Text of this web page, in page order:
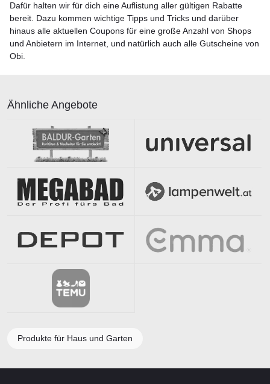
Dafür halten wir für dich eine Auflistung aller gültigen Rabatte
bereit. Dazu kommen wichtige Tipps und Tricks und darüber
hinaus alle aktuellen Coupons für eine große Anzahl von Shops
und Anbietern im Internet, und natürlich auch alle Gutscheine von
Obi.
Ähnliche Angebote
Produkte für Haus und Garten